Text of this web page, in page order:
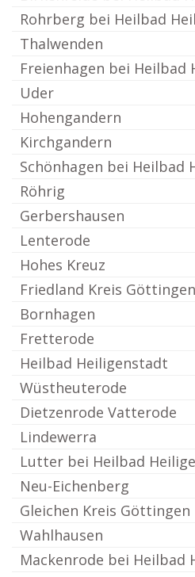
Rohrberg bei Heilbad
Thalwenden
Freienhagen bei Heilbad
Uder
Hohengandern
Kirchgandern
Schönhagen bei Heilbad
Röhrig
Gerbershausen
Lenterode
Hohes Kreuz
Friedland Kreis Göttingen
Bornhagen
Fretterode
Heilbad Heiligenstadt
Wüstheuterode
Dietzenrode Vatterode
Lindewerra
Lutter bei Heilbad
Neu-Eichenberg
Gleichen Kreis Göttingen
Wahlhausen
Mackenrode bei Heilbad